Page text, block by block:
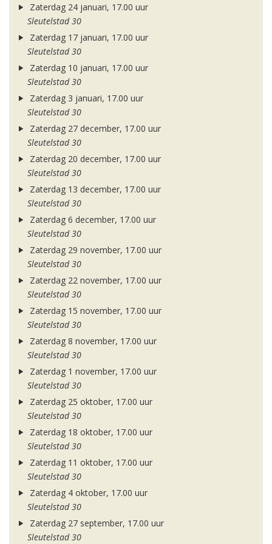
Zaterdag 24 januari, 17.00 uur
Sleutelstad 30
Zaterdag 17 januari, 17.00 uur
Sleutelstad 30
Zaterdag 10 januari, 17.00 uur
Sleutelstad 30
Zaterdag 3 januari, 17.00 uur
Sleutelstad 30
Zaterdag 27 december, 17.00 uur
Sleutelstad 30
Zaterdag 20 december, 17.00 uur
Sleutelstad 30
Zaterdag 13 december, 17.00 uur
Sleutelstad 30
Zaterdag 6 december, 17.00 uur
Sleutelstad 30
Zaterdag 29 november, 17.00 uur
Sleutelstad 30
Zaterdag 22 november, 17.00 uur
Sleutelstad 30
Zaterdag 15 november, 17.00 uur
Sleutelstad 30
Zaterdag 8 november, 17.00 uur
Sleutelstad 30
Zaterdag 1 november, 17.00 uur
Sleutelstad 30
Zaterdag 25 oktober, 17.00 uur
Sleutelstad 30
Zaterdag 18 oktober, 17.00 uur
Sleutelstad 30
Zaterdag 11 oktober, 17.00 uur
Sleutelstad 30
Zaterdag 4 oktober, 17.00 uur
Sleutelstad 30
Zaterdag 27 september, 17.00 uur
Sleutelstad 30